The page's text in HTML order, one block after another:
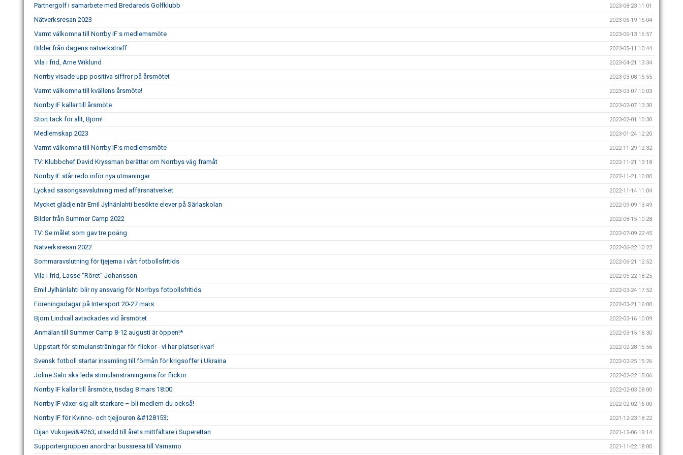
Partnergolf i samarbete med Bredareds Golfklubb 2023-08-23 11:01
Nätverksresan 2023 2023-06-19 15:04
Varmt välkomna till Norrby IF:s medlemsmöte 2023-06-13 16:57
Bilder från dagens nätverksträff 2023-05-11 10:44
Vila i frid, Arne Wiklund 2023-04-21 13:34
Norrby visade upp positiva siffror på årsmötet 2023-03-08 15:55
Varmt välkomna till kvällens årsmöte! 2023-03-07 10:03
Norrby IF kallar till årsmöte 2023-02-07 13:30
Stort tack för allt, Björn! 2023-02-01 10:30
Medlemskap 2023 2023-01-24 12:20
Varmt välkomna till Norrby IF:s medlemsmöte 2022-11-29 12:32
TV: Klubbchef David Kryssman berättar om Norrbys väg framåt 2022-11-21 13:18
Norrby IF står redo inför nya utmaningar 2022-11-21 10:00
Lyckad säsongsavslutning med affärsnätverket 2022-11-14 11:04
Mycket glädje när Emil Jylhänlahti besökte elever på Särlaskolan 2022-09-09 13:49
Bilder från Summer Camp 2022 2022-08-15 10:28
TV: Se målet som gav tre poäng 2022-07-09 22:45
Nätverksresan 2022 2022-06-22 10:22
Sommaravslutning för tjejerna i vårt fotbollsfritids 2022-06-21 12:52
Vila i frid, Lasse "Röret" Johansson 2022-05-22 18:25
Emil Jylhänlahti blir ny ansvarig för Norrbys fotbollsfritids 2022-03-24 17:52
Föreningsdagar på Intersport 20-27 mars 2022-03-21 16:00
Björn Lindvall avtackades vid årsmötet 2022-03-16 10:09
Anmälan till Summer Camp 8-12 augusti är öppen!* 2022-03-15 18:30
Uppstart för stimulansträningar för flickor - vi har platser kvar! 2022-02-28 15:56
Svensk fotboll startar insamling till förmån för krigsoffer i Ukraina 2022-02-25 15:26
Joline Salo ska leda stimulansträningarna för flickor 2022-02-22 15:06
Norrby IF kallar till årsmöte, tisdag 8 mars 18:00 2022-02-03 08:00
Norrby IF växer sig allt starkare – bli medlem du också! 2022-02-02 16:00
Norrby IF för Kvinno- och tjejjouren &#128153; 2021-12-23 18:22
Dijan Vukojevi&#263; utsedd till årets mittfältare i Superettan 2021-12-06 19:14
Supportergruppen anordnar bussresa till Värnamo 2021-11-22 18:00